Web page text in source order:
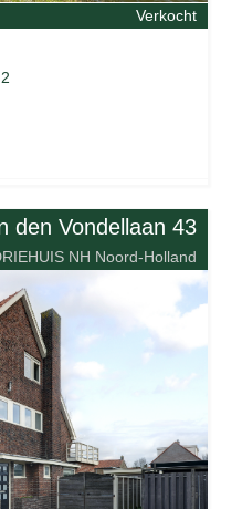
Verkocht
den Vondellaan 43
NH Noord-Holland